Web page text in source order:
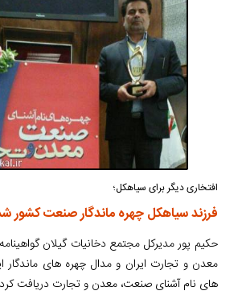
افتخاری دیگر برای سیاهکل؛
فرزند سیاهکل چهره ماندگار صنعت کشور
حکیم پور مدیرکل مجتمع دخانیات گیلان
معدن و تجارت ایران و مدال چهره های ماندگار
های نام آشنای صنعت، معدن و تجارت دریافت